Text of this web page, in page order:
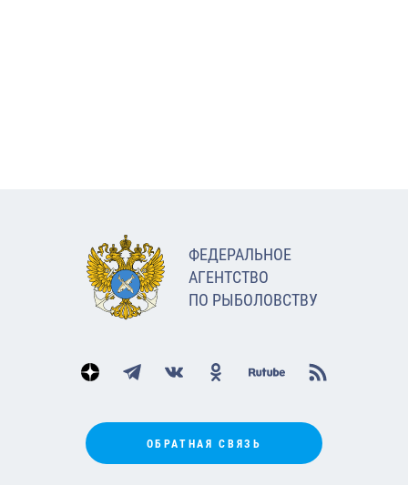
ФЕДЕРАЛЬНОЕ
АГЕНТСТВО
ПО РЫБОЛОВСТВУ
ОБРАТНАЯ СВЯЗЬ